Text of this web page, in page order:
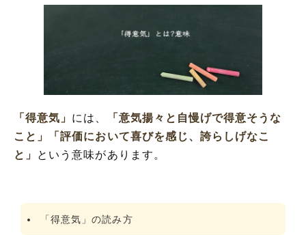
「得意気」とは?意味
「得意気」の類語や類義語・言い換え
「得意気」 には、
「意気揚々と自慢げで得意そうな
こと」
「評価において喜びを感じ、誇らしげなこ
と」
という意味があります。
「得意気」の読み方